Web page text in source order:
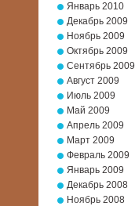
Январь 2010
Декабрь 2009
Ноябрь 2009
Октябрь 2009
Сентябрь 2009
Август 2009
Июль 2009
Май 2009
Апрель 2009
Март 2009
Февраль 2009
Январь 2009
Декабрь 2008
Ноябрь 2008